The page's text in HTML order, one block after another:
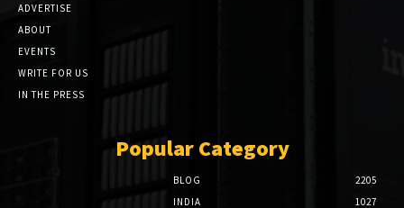
ADVERTISE
ABOUT
EVENTS
WRITE FOR US
IN THE PRESS
Popular Category
BLOG
2205
INDIA
1027